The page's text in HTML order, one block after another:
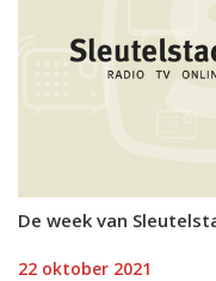
De week van
22 oktober 2021